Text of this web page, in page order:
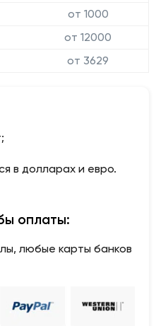
от 1000
от 12000
от 3629
в долларах и евро.
оплаты:
любые карты банков